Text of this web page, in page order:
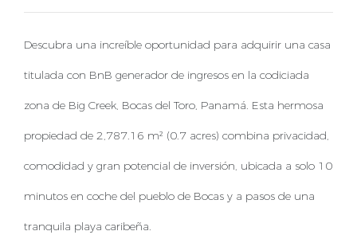
Descubra una increíble oportunidad para adquirir una casa
titulada con BnB generador de ingresos en la codiciada
zona de Big Creek, Bocas del Toro, Panamá. Esta hermosa
propiedad de 2,787.16 m² (0.7 acres) combina privacidad,
comodidad y gran potencial de inversión, ubicada a solo 10
minutos en coche del pueblo de Bocas y a pasos de una
tranquila playa caribeña.